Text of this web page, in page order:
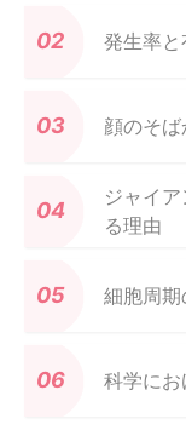
発生率
顔のそば
ジャイ
る理由
細胞周
科学に